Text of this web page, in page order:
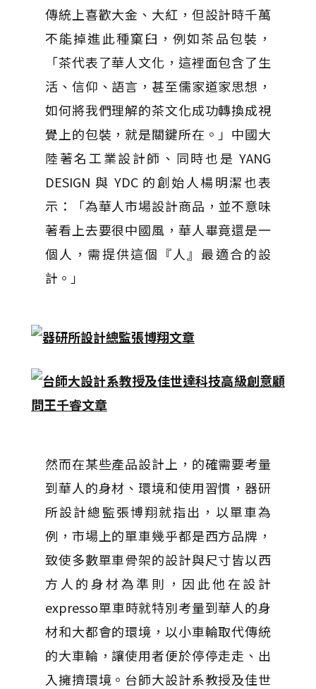
傳統上喜歡大金、大紅，但設計時千萬
不能掉進此種窠臼，例如茶品包裝，
「茶代表了華人文化，這裡面包含了生
活、信仰、語言，甚至儒家道家思想，
如何將我們理解的茶文化成功轉換成視
覺上的包裝，就是關鍵所在。」中國大
陸著名工業設計師、同時也是 YANG
DESIGN 與 YDC 的創始人楊明潔也表
示：「為華人市場設計商品，並不意味
著看上去要很中國風，華人畢竟還是一
個人，需提供這個『人』最適合的設
計。」
然而在某些產品設計上，的確需要考量
到華人的身材、環境和使用習慣，器研
所設計總監張博翔就指出，以單車為
例，市場上的單車幾乎都是西方品牌，
致使多數單車骨架的設計與尺寸皆以西
方人的身材為準則，因此他在設計
expresso單車時就特別考量到華人的身
材和大都會的環境，以小車輪取代傳統
的大車輪，讓使用者便於停停走走、出
入擁擠環境。台師大設計系教授及佳世